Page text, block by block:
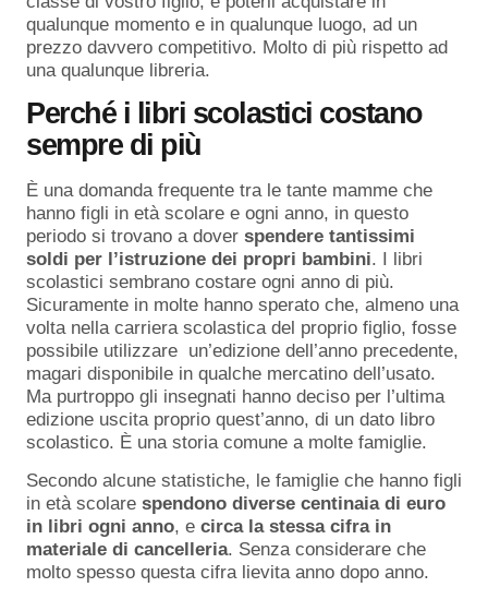
qualunque momento e in qualunque luogo, ad un
prezzo davvero competitivo. Molto di più rispetto ad
una qualunque libreria.
Perché i libri scolastici costano
sempre di più
È una domanda frequente tra le tante mamme che
hanno figli in età scolare e ogni anno, in questo
periodo si trovano a dover spendere tantissimi
soldi per l’istruzione dei propri bambini. I libri
scolastici sembrano costare ogni anno di più.
Sicuramente in molte hanno sperato che, almeno una
volta nella carriera scolastica del proprio figlio, fosse
possibile utilizzare un’edizione dell’anno precedente,
magari disponibile in qualche mercatino dell’usato.
Ma purtroppo gli insegnati hanno deciso per l’ultima
edizione uscita proprio quest’anno, di un dato libro
scolastico. È una storia comune a molte famiglie.
Secondo alcune statistiche, le famiglie che hanno figli
in età scolare spendono diverse centinaia di euro
in libri ogni anno, e circa la stessa cifra in
materiale di cancelleria. Senza considerare che
molto spesso questa cifra lievita anno dopo anno.